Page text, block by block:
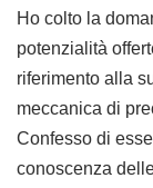
Ho colto la
potenzialità
riferimento alla
meccanica di
Confesso di
conoscenza